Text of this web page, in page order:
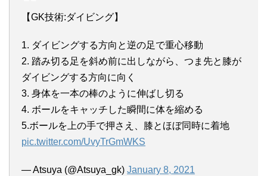
【GK技術:ダイビング】
1. ダイビングする方向と逆の足で重心移動
2. 踏み切る足を斜め前に出しながら、つま先と膝が
ダイビングする方向に向く
3. 身体を一本の棒のように伸ばし切る
4. ボールをキャッチした瞬間に体を縮める
5.ボールを上の手で押さえ、膝とほぼ同時に着地
pic.twitter.com/UvyTrGmWKS
— Atsuya (@Atsuya_gk) January 8, 2021